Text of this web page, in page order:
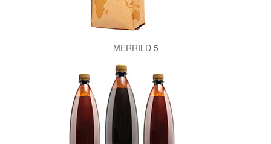
MERRILD 5